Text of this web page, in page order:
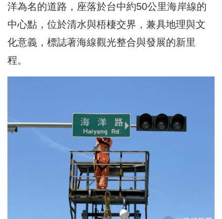
洋為名的道路，座落於台中約50公里海岸線的
中心點，位於清水與梧棲交界，兼具地理與文
化意義，標誌著海線觀光整合與發展的新里
程。